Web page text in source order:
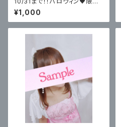
ブロマイド
¥1,000